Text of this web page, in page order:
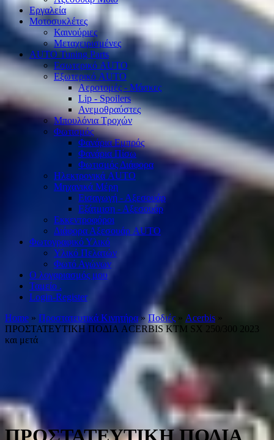
Εργαλεία
Μοτοσυκλέτες
Καινούριες
Μεταχειρισμένες
AUTO Tuning Parts
Εσωτερικό AUTO
Εξωτερικό AUTO
Αεροτομές - Μάσκες
Lip - Spoilers
Ανεμοθραύστες
Μπουλόνια Τροχών
Φωτισμός
Φανάρια Εμπρός
Φανάρια Πίσω
Φωτισμός Διάφορα
Ηλεκτρονικά AUTO
Μηχανικά Μέρη
Εισαγωγή - Αξεσουάρ
Εξάτμιση - Αξεσουάρ
Εκκεντροφόροι
Διάφορα Αξεσουάρ AUTO
Φωτογραφικό Υλικό
Υλικό Πελατών
Φωτό Αγώνων
Ο λογαριασμός μου
Ταμείο .
Login-Register
Home » Προστατευτικά Κινητήρα » Ποδιές » Acerbis »
ΠΡΟΣΤΑΤΕΥΤΙΚΗ ΠΟΔΙΑ ACERBIS KTM SX 250/300 2023
και μετά